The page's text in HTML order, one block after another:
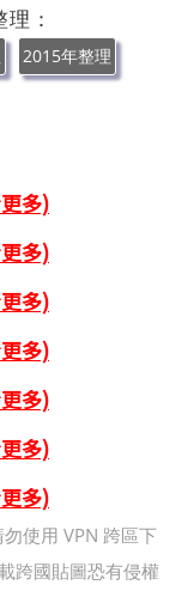
：
2015年整理
多)
多)
多)
多)
多)
多)
多)
使用 VPN 跨區下
跨國貼圖恐有侵權